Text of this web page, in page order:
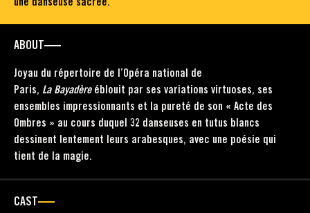
ABOUT
Joyau du répertoire de l’Opéra national de
Paris, La Bayadèreéblouit par ses variations virtuoses, ses
ensembles impressionnants et la pureté de son « Acte des
Ombres » au cours duquel 32 danseuses en tutus blancs
dessinent lentement leurs arabesques, avec une poésie qui
tient de la magie.
CAST